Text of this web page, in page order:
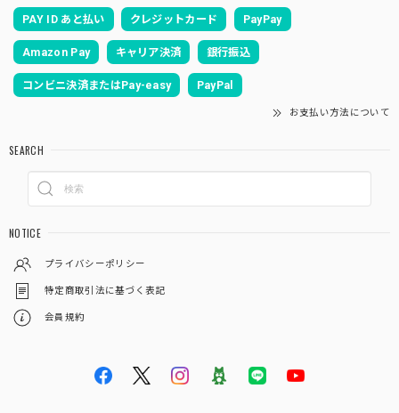
PAY ID あと払い クレジットカード PayPay
Amazon Pay キャリア決済 銀行振込
コンビニ決済またはPay-easy PayPal
お支払い方法について
SEARCH
NOTICE
プライバシーポリシー
特定商取引法に基づく表記
会員規約